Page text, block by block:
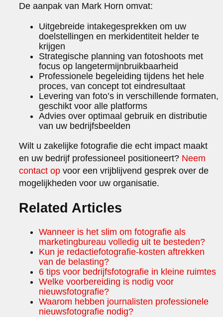
De aanpak van Mark Horn omvat:
Uitgebreide intakegesprekken om uw
doelstellingen en merkidentiteit helder te
krijgen
Strategische planning van fotoshoots met
focus op langetermijnbruikbaarheid
Professionele begeleiding tijdens het hele
proces, van concept tot eindresultaat
Levering van foto’s in verschillende formaten,
geschikt voor alle platforms
Advies over optimaal gebruik en distributie
van uw bedrijfsbeelden
Wilt u zakelijke fotografie die echt impact maakt
en uw bedrijf professioneel positioneert? Neem
contact op voor een vrijblijvend gesprek over de
mogelijkheden voor uw organisatie.
Related Articles
Wanneer is het slim om fotografie als
marketingbureau volledig uit te besteden?
Kun je redactiefotografie-kosten aftrekken
van de belasting?
6 tips voor bedrijfsfotografie in kleine ruimtes
Welke voorbereiding is nodig voor
nieuwsfotografie?
Waarom hebben journalisten professionele
nieuwsfotografie nodig?